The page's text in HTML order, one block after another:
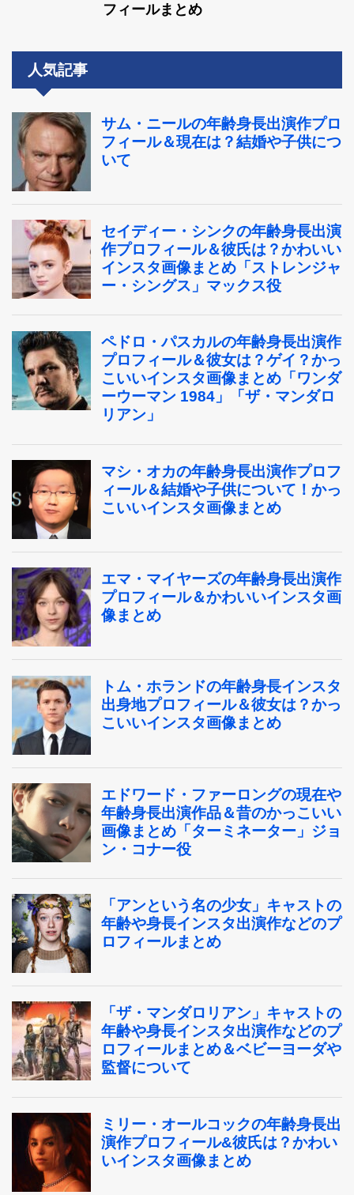
フィールまとめ
人気記事